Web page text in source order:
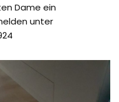
Dame ein
unter